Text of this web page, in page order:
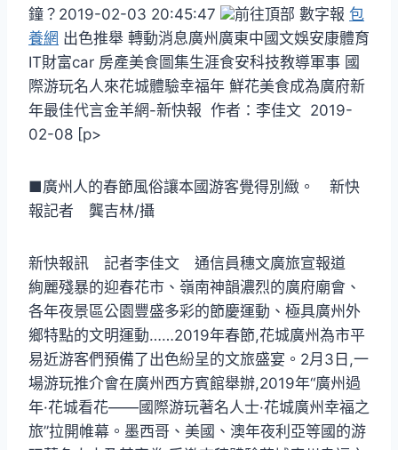
鐘？2019-02-03 20:45:47
前往頂部 數字報 包
養網 出色推舉 轉動消息廣州廣東中國文娛安康體育
IT財富car 房產美食圖集生涯食安科技教導軍事 國
際游玩名人來花城體驗幸福年 鮮花美食成為廣府新
年最佳代言金羊網-新快報 作者：李佳文 2019-
02-08 [p>
■廣州人的春節風俗讓本國游客覺得別緻。 新快
報記者 龔吉林/攝
新快報訊 記者李佳文 通信員穗文廣旅宣報道
絢麗殘暴的迎春花市、嶺南神韻濃烈的廣府廟會、
各年夜景區公園豐盛多彩的節慶運動、極具廣州外
鄉特點的文明運動……2019年春節,花城廣州為市平
易近游客們預備了出色紛呈的文旅盛宴。2月3日,一
場游玩推介會在廣州西方賓館舉辦,2019年“廣州過
年·花城看花——國際游玩著名人士·花城廣州幸福之
旅”拉開帷幕。墨西哥、美國、澳年夜利亞等國的游